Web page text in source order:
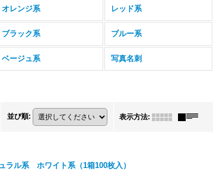
オレンジ系 レッド系
ブラック系 ブルー系
ベージュ系 写真名刺
並び順: 表示方法:
ル系 ホワイト系（1箱100枚入）